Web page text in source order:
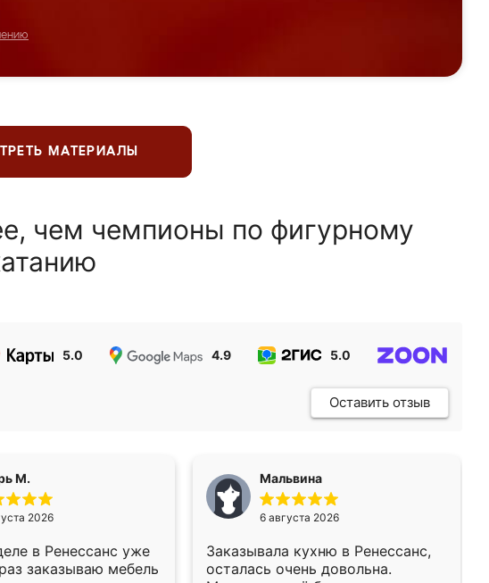
МАТЕРИАЛЫ
чем чемпионы по фигурному
5.0 4.9 5.0
Оставить отзыв
М.
2026
в Ренессанс уже
заказываю мебель
Мальвина
6 августа 2026
Заказывала кухню в Ренессанс,
осталась очень довольна.